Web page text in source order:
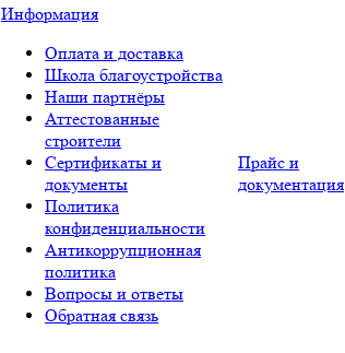
Информация
Оплата и доставка
Школа благоустройства
Наши партнёры
Аттестованные
строители
Сертификаты и
документы
Политика
конфиденциальности
Антикоррупционная
политика
Вопросы и ответы
Обратная связь
Прайс и
документация